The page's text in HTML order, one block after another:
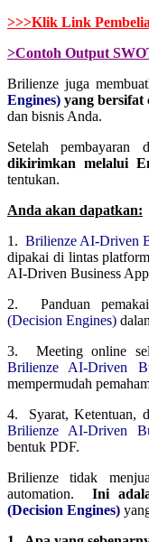
>>>Klik Link
>Contoh Output
Brilienze juga
Engines) yang bersifat
dan bisnis Anda.
Setelah pembayaran
dikirimkan melalui
tentukan.
Anda akan dapatkan:
1. Brilienze AI-Driven
dipakai di lintas
AI-Driven Business
2. Panduan
(Decision Engines)
3. Meeting online
Brilienze AI-Driven
mempermudah
4. Syarat, Ketentuan,
Brilienze AI-Driven
bentuk PDF.
Brilienze tidak
automation.Ini
(Decision Engines)